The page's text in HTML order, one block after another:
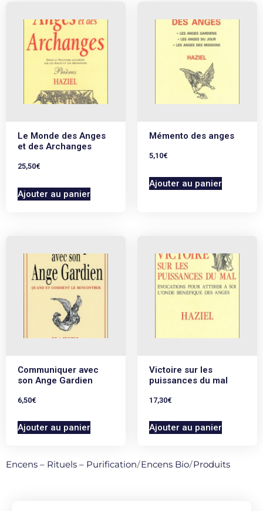
Le Monde des Anges
et des Archanges
25,50€
Ajouter au panier
Mémento des anges
5,10€
Ajouter au panier
Communiquer avec
son Ange Gardien
6,50€
Ajouter au panier
Victoire sur les
puissances du mal
17,30€
Ajouter au panier
Encens – Rituels – Purification/Encens Bio/Produits